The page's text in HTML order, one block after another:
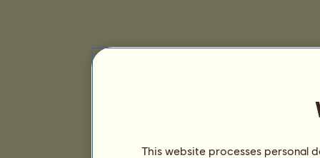
This website processes personal